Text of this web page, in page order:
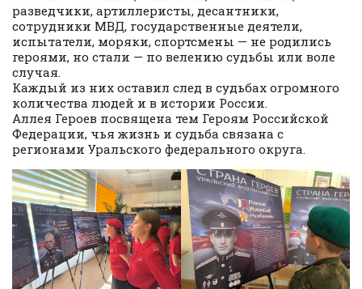
разведчики, артиллеристы, десантники,
сотрудники МВД, государственные деятели,
испытатели, моряки, спортсмены — не родились
героями, но стали — по велению судьбы или воле
случая.
Каждый из них оставил след в судьбах огромного
количества людей и в истории России.
Аллея Героев посвящена тем Героям Российской
Федерации, чья жизнь и судьба связана с
регионами Уральского федерального округа.